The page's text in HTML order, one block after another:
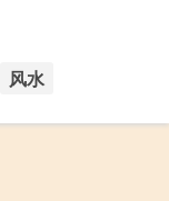
风水